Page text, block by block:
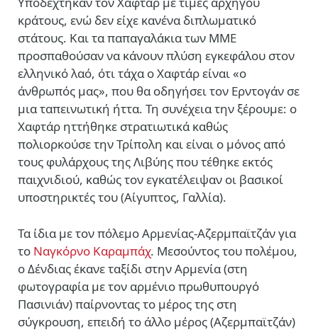
κράτους, ενώ δεν είχε κανένα διπλωματικό
στάτους. Και τα παπαγαλάκια των ΜΜΕ
προσπαθούσαν να κάνουν πλύση εγκεφάλου στον
ελληνικό λαό, ότι τάχα ο Χαφτάρ είναι «ο
άνθρωπός μας», που θα οδηγήσει τον Ερντογάν σε
μια ταπεινωτική ήττα. Τη συνέχεια την ξέρουμε: ο
Χαφτάρ ηττήθηκε στρατιωτικά καθώς
πολιορκούσε την Τρίπολη και είναι ο μόνος από
τους φυλάρχους της Λιβύης που τέθηκε εκτός
παιχνιδιού, καθώς τον εγκατέλειψαν οι βασικοί
υποστηρικτές του (Αίγυπτος, Γαλλία).
Τα ίδια με τον πόλεμο Αρμενίας-Αζερμπαϊτζάν για
το Ναγκόρνο Καραμπάχ. Μεσούντος του πολέμου,
ο Δένδιας έκανε ταξίδι στην Αρμενία (στη
φωτογραφία με τον αρμένιο πρωθυπουργό
Πασινιάν) παίρνοντας το μέρος της στη
σύγκρουση, επειδή το άλλο μέρος (Αζερμπαϊτζάν)